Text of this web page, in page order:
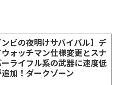
ンビの夜明けサバイバル】デ
ウォッチマン仕様変更とスナ
ライフル系の武器に速度低
加！ダークゾーン